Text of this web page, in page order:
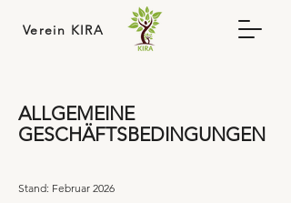
Verein KIRA
ALLGEMEINE
GESCHÄFTSBEDINGUNGEN
Stand: Februar 2026